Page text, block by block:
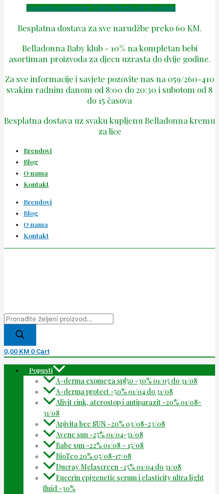
Facebook Instagram Tiktok Phone-alt Envelope
Besplatna dostava za sve narudžbe preko 60 KM.
Belladonna Baby klub - 10% na kompletan bebi
asortiman proizvoda za djecu uzrasta do dvije godine.
Za sve informacije i savjete pozovite nas na 059/260-410
svakim radnim danom od 8:00 do 20:30 i subotom od 8
do 15 časova
Besplatna dostava uz svaku kupljenu Belladonna kremu
za lice
Brendovi
Blog
O nama
Kontakt
Brendovi
Blog
O nama
Kontakt
0,00 KM 0 Cart
Popusti
A-derma exomega spf50 -30% 01/05 do 31/08
A-derma protect -50% 01/04 do 31/08
Alivit cink, aterostop i antiparazit -20% 01/08-
31/08
Apivita bee SUN -20% 03/08-23/08
Avene sun -25% 01/04-31/08
Babe sun -22% 01/08 – 15/08
BioTeo 20% 05/08-17/08
Ducray Melascreen -25% 01/04 do 31/08
Eucerin epigenetic serum i elasticity ultra light
fluid -30%